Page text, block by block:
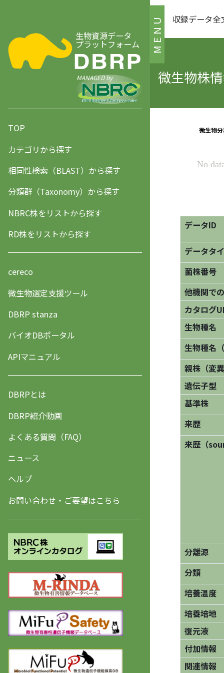
MENU
生物資源データ
プラットフォーム
MANAGED by
TOP
カテゴリから探す
相同性検索（BLAST）から探す
分類群（Taxonomy）から探す
NBRC株をリストから探す
RD株をリストから探す
cereco
微生物選定支援ツール
DBRP stanza
バイオDBポータル
APIマニュアル
DBRPとは
DBRP紹介動画
よくある質問（FAQ）
ニュース
ヘルプ
お問い合わせ・ご要望はこちら
収録データ全
微生物株
データID
データタ
菌株番号
他機関で
カタログ
生物種名
生物種名
親株（変
遺伝子型
基準株
来歴
来歴（
分離源
分類
培養温度
培養培地
復元液
付加情報
関連情報